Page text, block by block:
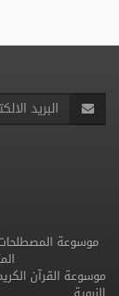
موسوعة
موسوعة القرآن